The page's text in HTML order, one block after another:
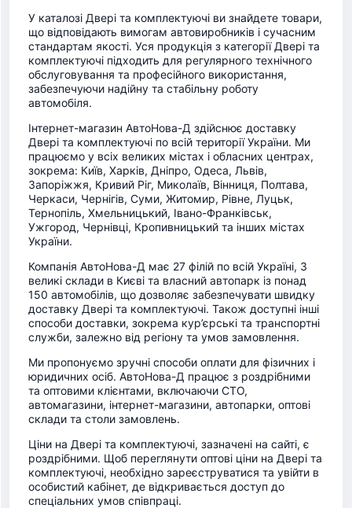
У каталозі Двері та комплектуючі ви знайдете товари,
що відповідають вимогам автовиробників і сучасним
стандартам якості. Уся продукція з категорії Двері та
комплектуючі підходить для регулярного технічного
обслуговування та професійного використання,
забезпечуючи надійну та стабільну роботу
автомобіля.
Інтернет-магазин АвтоНова-Д здійснює доставку
Двері та комплектуючі по всій території України. Ми
працюємо у всіх великих містах і обласних центрах,
зокрема: Київ, Харків, Дніпро, Одеса, Львів,
Запоріжжя, Кривий Ріг, Миколаїв, Вінниця, Полтава,
Черкаси, Чернігів, Суми, Житомир, Рівне, Луцьк,
Тернопіль, Хмельницький, Івано-Франківськ,
Ужгород, Чернівці, Кропивницький та інших містах
України.
Компанія АвтоНова-Д має 27 філій по всій Україні, 3
великі склади в Києві та власний автопарк із понад
150 автомобілів, що дозволяє забезпечувати швидку
доставку Двері та комплектуючі. Також доступні інші
способи доставки, зокрема кур’єрські та транспортні
служби, залежно від регіону та умов замовлення.
Ми пропонуємо зручні способи оплати для фізичних і
юридичних осіб. АвтоНова-Д працює з роздрібними
та оптовими клієнтами, включаючи СТО,
автомагазини, інтернет-магазини, автопарки, оптові
склади та столи замовлень.
Ціни на Двері та комплектуючі, зазначені на сайті, є
роздрібними. Щоб переглянути оптові ціни на Двері та
комплектуючі, необхідно зареєструватися та увійти в
особистий кабінет, де відкривається доступ до
спеціальних умов співпраці.